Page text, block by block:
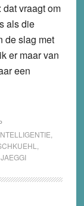
vraagt om
als die
de slag met
er maar van
een